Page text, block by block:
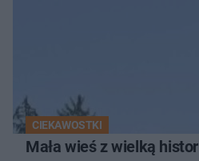
CIEKAWOSTKI
Mała wieś z wielką